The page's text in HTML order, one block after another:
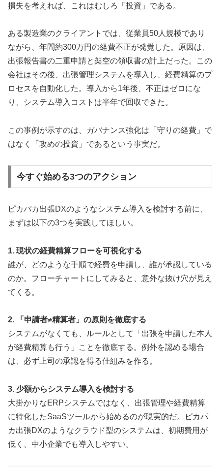
損失を考えれば、これはむしろ「投資」である。
ある製造業のクライアントでは、従業員50人規模であり
ながら、年間約300万円の経費不正が発覚した。原因は、
出張報告書の二重申請と架空の領収書の計上だった。この
会社はその後、出張管理システムを導入し、経費精算のプ
ロセスを自動化した。導入から1年後、不正はゼロにな
り、システム導入コストは半年で回収できた。
この事例が示すのは、ガバナンス強化は「守りの経費」で
はなく「攻めの投資」であるという事実だ。
今すぐ始める3つのアクション
ピカパカ出張DXのようなシステム導入を検討する前に、
まずは以下の3つを実践してほしい。
1. 現状の経費精算フローを可視化する
誰が、どのような手順で経費を申請し、誰が承認している
のか。フローチャートにしてみると、意外な抜け穴が見え
てくる。
2. 「申請者≠精算者」の原則を徹底する
システムがなくても、ルールとして「出張を申請した本人
が経費精算も行う」ことを徹底する。例外を認める場合
は、必ず上司の承認を得る仕組みを作る。
3. 少額からシステム導入を検討する
大掛かりなERPシステムではなく、出張管理や経費精算
に特化したSaaSツールから始めるのが現実的だ。ピカパ
カ出張DXのようなクラウド型のシステムは、初期費用が
低く、中小企業でも導入しやすい。